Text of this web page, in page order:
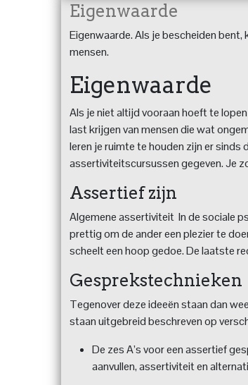
Eigenwaarde
Eigenwaarde. Als je bescheiden
mensen.
Eigenwaarde
Als je niet altijd vooraan hoeft te
last krijgen van mensen die wat
leren je ruimte te houden zijn er sinds
assertiviteitscursussen gegeven. Je
Assertief zijn
Algemene assertiviteit In de sociale
prettig om de ander een plezier te
scheelt een hoop gedoe. De laatste
Gesprekstechnieken
Tegenover deze ideeën staan dan
staan uitgebreid beschreven op
De zes A’s voor een assertief
aanvullen, assertiviteit en